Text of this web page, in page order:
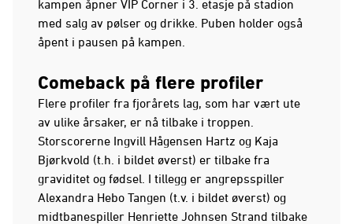
kampen åpner VIP Corner i 3. etasje på stadion
med salg av pølser og drikke. Puben holder også
åpent i pausen på kampen.
Comeback på flere profiler
Flere profiler fra fjorårets lag, som har vært ute
av ulike årsaker, er nå tilbake i troppen.
Storscorerne Ingvill Hågensen Hartz og Kaja
Bjørkvold (t.h. i bildet øverst) er tilbake fra
graviditet og fødsel. I tillegg er angrepsspiller
Alexandra Hebo Tangen (t.v. i bildet øverst) og
midtbanespiller Henriette Johnsen Strand tilbake